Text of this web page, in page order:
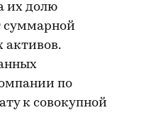
их долю
суммарной
активов.
по
к совокупной